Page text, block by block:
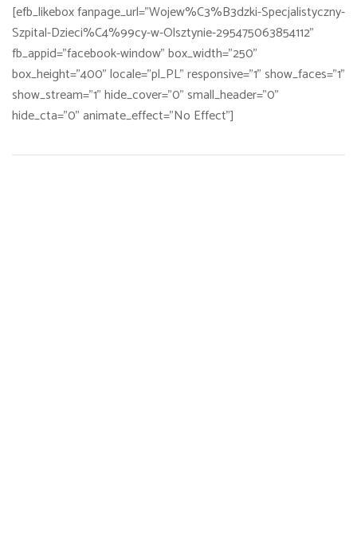
[efb_likebox fanpage_url="Wojew%C3%B3dzki-Specjalistyczny-
Szpital-Dzieci%C4%99cy-w-Olsztynie-295475063854112"
fb_appid="facebook-window" box_width="250"
box_height="400" locale="pl_PL" responsive="1" show_faces="1"
show_stream="1" hide_cover="0" small_header="0"
hide_cta="0" animate_effect="No Effect"]